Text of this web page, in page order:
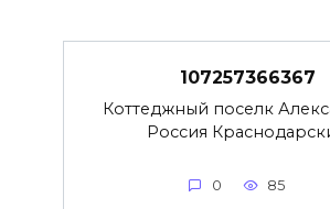
107257366367
Коттеджный поселк
Россия
0 85